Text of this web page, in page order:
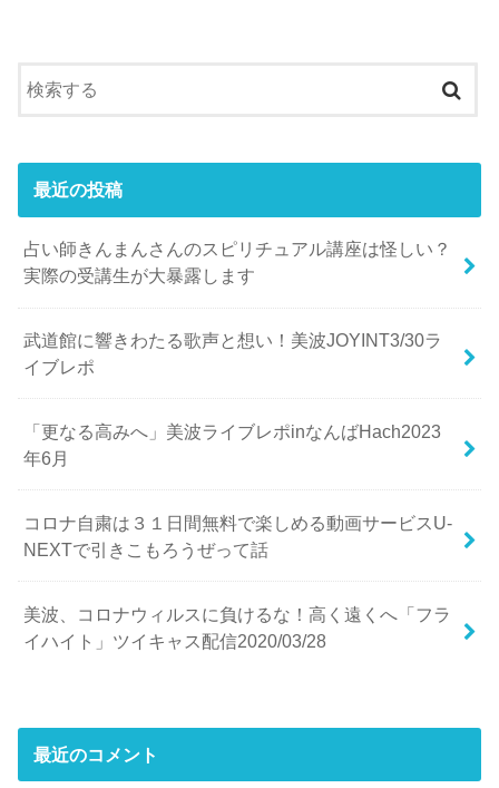
最近の投稿
占い師きんまんさんのスピリチュアル講座は怪しい？
実際の受講生が大暴露します
武道館に響きわたる歌声と想い！美波JOYINT3/30ラ
イブレポ
「更なる高みへ」美波ライブレポinなんばHach2023
年6月
コロナ自粛は３１日間無料で楽しめる動画サービスU-
NEXTで引きこもろうぜって話
美波、コロナウィルスに負けるな！高く遠くへ「フラ
イハイト」ツイキャス配信2020/03/28
最近のコメント